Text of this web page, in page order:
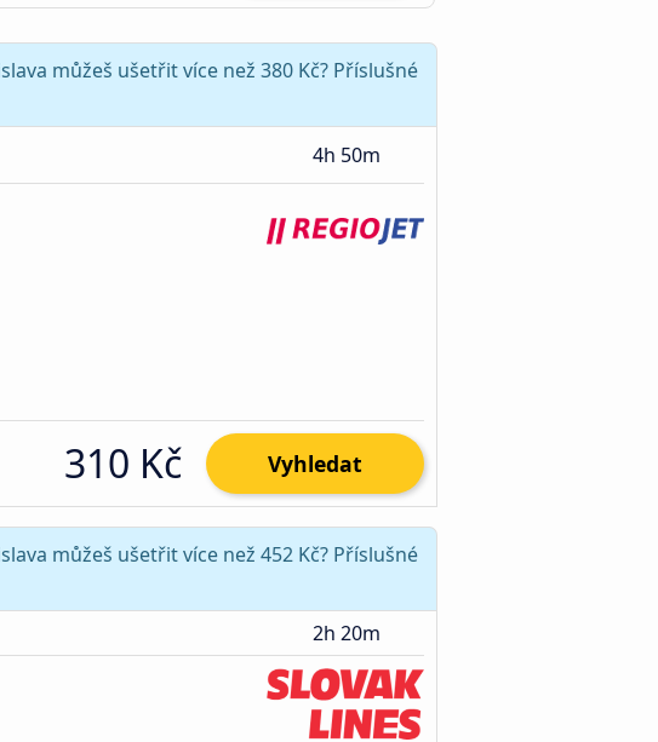
můžeš ušetřit více než 380 Kč? Příslušné
4h 50m
310 Kč Vyhledat
můžeš ušetřit více než 452 Kč? Příslušné
2h 20m